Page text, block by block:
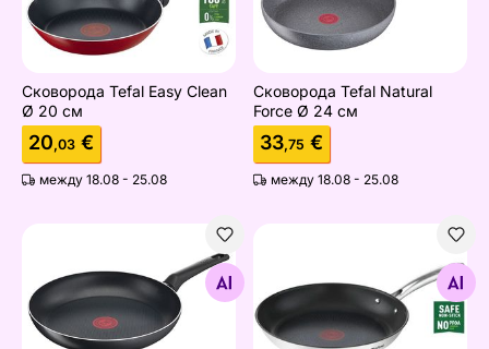
Сковорода Tefal Easy Clean
Ø 20 см
20,03 €
между 18.08 - 25.08
Сковорода Tefal Natural
Force Ø 24 см
33,75 €
между 18.08 - 25.08
Сковорода Tefal Simple Cook Ø 24 см
Найдите похожие Найдите похожие